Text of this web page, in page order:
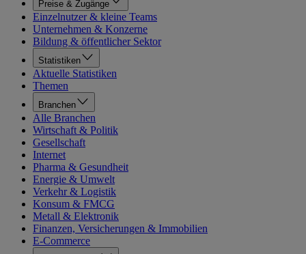
Preise & Zugänge
Einzelnutzer & kleine Teams
Unternehmen & Konzerne
Bildung & öffentlicher Sektor
Statistiken
Aktuelle Statistiken
Themen
Branchen
Alle Branchen
Wirtschaft & Politik
Gesellschaft
Internet
Pharma & Gesundheit
Energie & Umwelt
Verkehr & Logistik
Konsum & FMCG
Metall & Elektronik
Finanzen, Versicherungen & Immobilien
E-Commerce